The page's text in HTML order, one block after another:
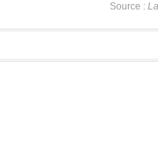
Source :